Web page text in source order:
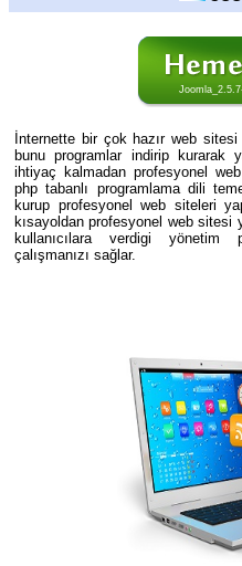
İnternette bir çok hazır web
bunu programlar indirip kurarak
ihtiyaç kalmadan profesyonel
php tabanlı programlama dili
kurup profesyonel web siteleri
kısayoldan profesyonel web sitesi
kullanıcılara verdigi
çalışmanızı sağlar.